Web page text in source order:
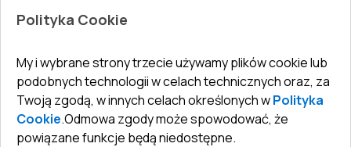
Dla firm, współpraca
Gwarancja
Biuro:ul. Święty Marcin 29/8, 61-806 Poznań
undefined(undefined)
info@toptechnik.com.pl
Polityka Cookie
My i wybrane strony trzecie używamy plików cookie lub
podobnych technologii w celach technicznych oraz, za
Twoją zgodą, w innych celach określonych wPolityka
Cookie.Odmowa zgody może spowodować, że
powiązane funkcje będą niedostępne.